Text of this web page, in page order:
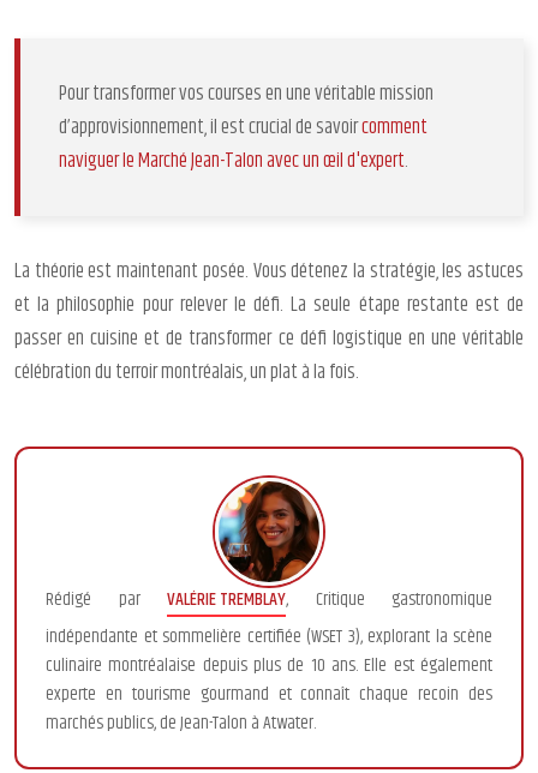
Pour transformer vos courses en une véritable mission
d’approvisionnement, il est crucial de savoircomment
naviguer le Marché Jean-Talon avec un œil d'expert.
La théorie est maintenant posée. Vous détenez la stratégie, les astuces
et la philosophie pour relever le défi. La seule étape restante est de
passer en cuisine et de transformer ce défi logistique en une véritable
célébration du terroir montréalais, un plat à la fois.
Rédigé par VALÉRIE TREMBLAY, Critique gastronomique
indépendante et sommelière certifiée (WSET 3), explorant la scène
culinaire montréalaise depuis plus de 10 ans. Elle est également
experte en tourisme gourmand et connaît chaque recoin des
marchés publics, de Jean-Talon à Atwater.